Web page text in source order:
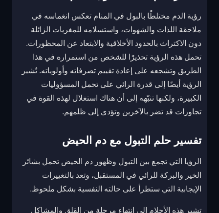
رؤية الدم مختلطًا بالبول في المنام تعكس انغماسه في
ملاحقة اللذات والشهوات، واستسلامه للمغريات الزائلة
دون الاكتراث بالحدود الأخلاقية والابتعاد عن المحظورات.
تحمل هذه الرؤية تحذيرًا للشخص من استمراره في هذا
الطريق وتشجعه على إعادة تقييم تصرفاته وأولوياته. تُشير
الرؤية أيضًا إلى قدرة الرائي على تحمل المسؤوليات
الكبيرة، ولكنها تنبّهه إلى أن هناك استغلال لهذه القوة في
تجاوزات قد تضر بالآخرين وتؤدي إلى ظلمهم.
تفسير حلم التبول مع دم الحيض
الرؤيا التي تجمع بين التبول وظهور دم الحيض تحمل بشائر
الخير والبركة للرائي في المستقبل، وتعد بالتغييرات
الإيجابية التي ستطرأ على حالته النفسية بشكل ملحوظ.
تشير هذه الأحلام إلى انتهاء مرحلة من القلق والمشاكل